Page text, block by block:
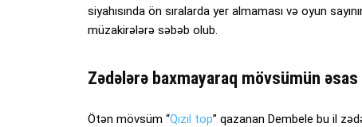
siyahısında ön sıralarda yer almaması və oyun
müzakirələrə səbəb olub.
Zədələrə baxmayaraq mövsümün
Ötən mövsüm “Qızıl top” qazanan Dembele bu il